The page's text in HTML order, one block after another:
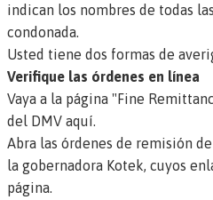
indican los nombres de todas
condonada.
Usted tiene dos formas de
Verifique las órdenes en línea
Vaya a la página "Fine
del DMV aquí.
Abra las órdenes de remisión
la gobernadora Kotek, cuyos
página.